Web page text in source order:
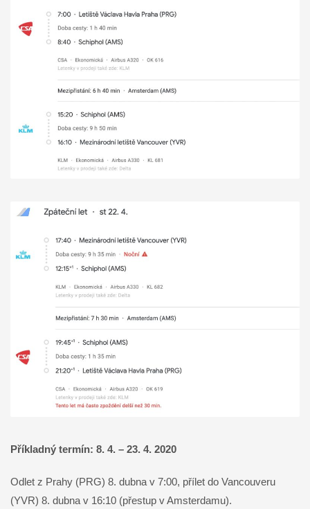
Příkladný termín: 8. 4. – 23. 4. 2020
Odlet z Prahy (PRG) 8. dubna v 7:00, přílet do Vancouveru
(YVR) 8. dubna v 16:10 (přestup v Amsterdamu).